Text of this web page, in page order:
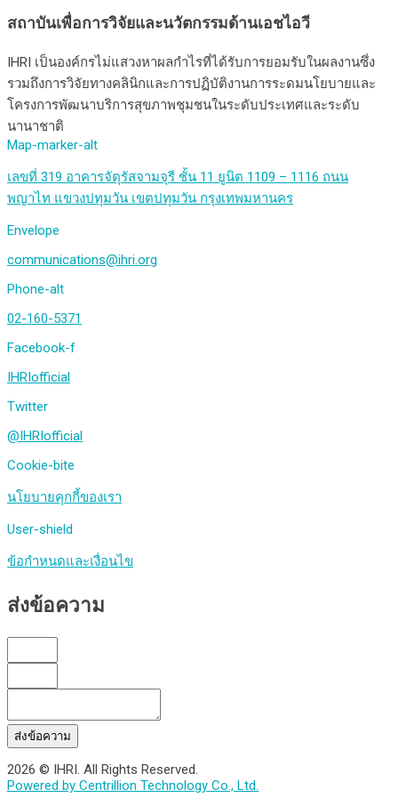
สถาบันเพื่อการวิจัยและนวัตกรรมด้านเอชไอวี
IHRI เป็นองค์กรไม่แสวงหาผลกำไรที่ได้รับการยอมรับในผลงานซึ่ง
รวมถึงการวิจัยทางคลินิกและการปฏิบัติงานการระดมนโยบายและ
โครงการพัฒนาบริการสุขภาพชุมชนในระดับประเทศและระดับ
นานาชาติ
Map-marker-alt
เลขที่ 319 อาคารจัตุรัสจามจุรี ชั้น 11 ยูนิต 1109 – 1116 ถนน
พญาไท แขวงปทุมวัน เขตปทุมวัน กรุงเทพมหานคร
Envelope
communications@ihri.org
Phone-alt
02-160-5371
Facebook-f
IHRIofficial
Twitter
@IHRIofficial
Cookie-bite
นโยบายคุกกี้ของเรา
User-shield
ข้อกำหนดและเงื่อนไข
ส่งข้อความ
ส่งข้อความ
2026 © IHRI. All Rights Reserved.
Powered by Centrillion Technology Co., Ltd.